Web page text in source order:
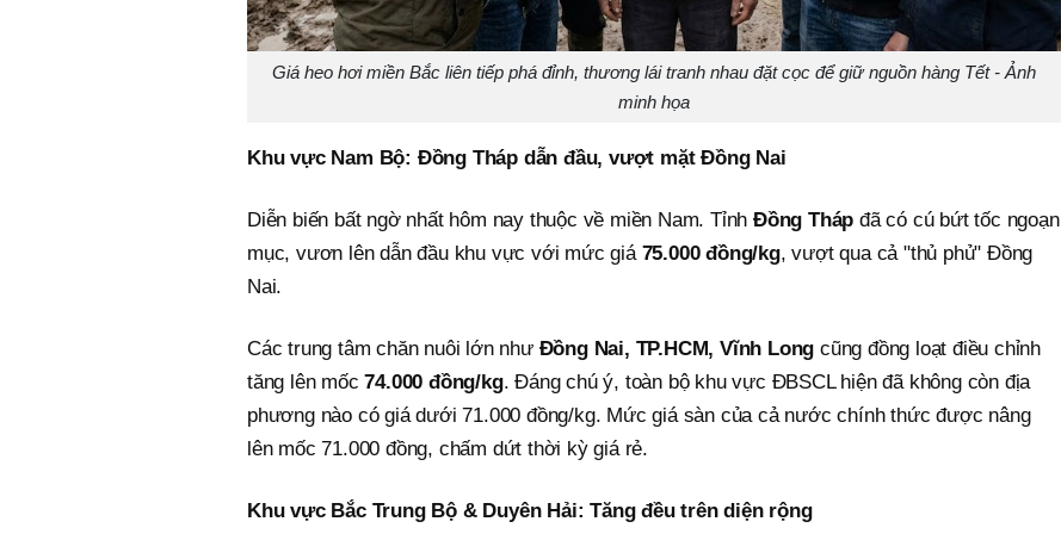
Giá heo hơi miền Bắc liên tiếp phá đỉnh, thương lái tranh nhau đặt cọc để giữ nguồn hàng Tết - Ảnh
minh họa
Khu vực Nam Bộ: Đồng Tháp dẫn đầu, vượt mặt Đồng Nai
Diễn biến bất ngờ nhất hôm nay thuộc về miền Nam. Tỉnh Đồng Tháp đã có cú bứt tốc ngoạn
mục, vươn lên dẫn đầu khu vực với mức giá 75.000 đồng/kg, vượt qua cả "thủ phủ" Đồng
Nai.
Các trung tâm chăn nuôi lớn như Đồng Nai, TP.HCM, Vĩnh Long cũng đồng loạt điều chỉnh
tăng lên mốc74.000 đồng/kg. Đáng chú ý, toàn bộ khu vực ĐBSCL hiện đã không còn địa
phương nào có giá dưới 71.000 đồng/kg. Mức giá sàn của cả nước chính thức được nâng
lên mốc 71.000 đồng, chấm dứt thời kỳ giá rẻ.
Khu vực Bắc Trung Bộ & Duyên Hải: Tăng đều trên diện rộng